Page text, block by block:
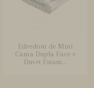
Edredom de Mini
Cama Dupla Face e
Duvet Estam...